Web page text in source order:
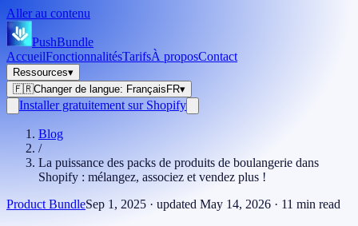
Aller au contenu
PushBundle
AccueilFonctionnalitésTarifsÀ proposContact
Ressources▾
🇫🇷Changer de langue: Français FR▾
Installer gratuitement sur Shopify
Blog
/
La puissance des packs de produits de boulangerie dans
Shopify : mélangez, associez et vendez plus !
Product BundleSep 1, 2025 · updated May 14, 2026 · 11 min read